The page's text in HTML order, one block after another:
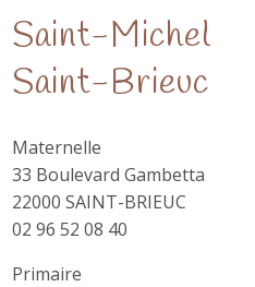
Saint-Michel
Saint-Brieuc
Maternelle
33 Boulevard Gambetta
22000 SAINT-BRIEUC
02 96 52 08 40
Primaire